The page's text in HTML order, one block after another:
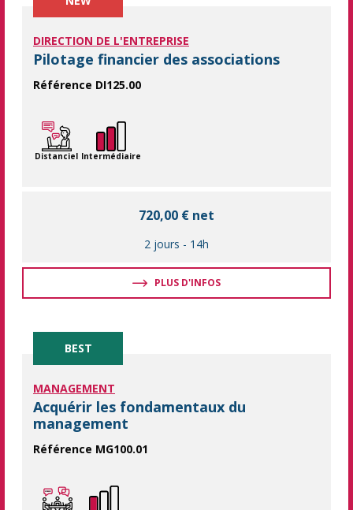
DIRECTION DE L'ENTREPRISE
Pilotage financier des associations
Référence DI125.00
Distanciel Intermédiaire
720,00 € net
2 jours - 14h
PLUS D'INFOS
BEST
MANAGEMENT
Acquérir les fondamentaux du
management
Référence MG100.01